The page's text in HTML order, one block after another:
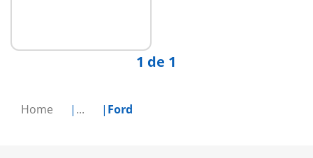
Home ... Ford
1 de 1